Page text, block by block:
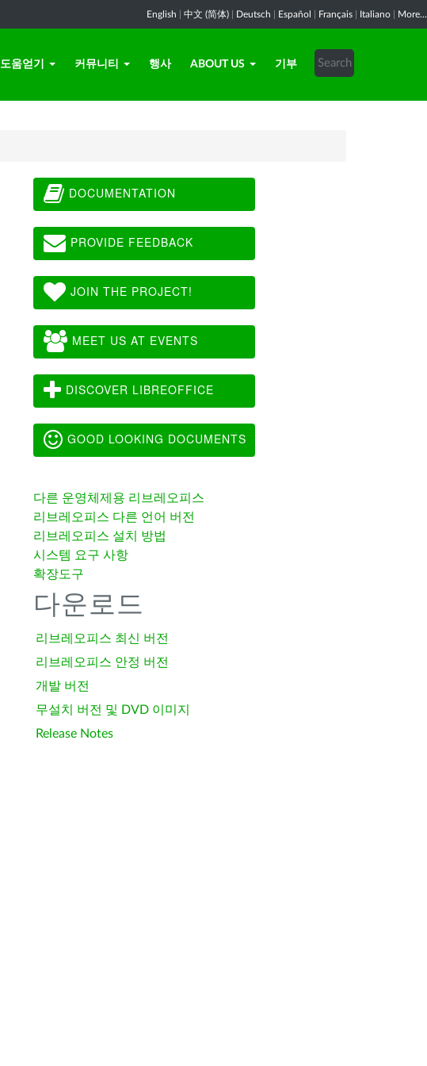
English 中文 (简体) Deutsch Español Français Italiano More...
도움얻기 커뮤니티 행사 ABOUT US 기부
DOCUMENTATION
PROVIDE FEEDBACK
JOIN THE PROJECT!
MEET US AT EVENTS
DISCOVER LIBREOFFICE
GOOD LOOKING DOCUMENTS
다른 운영체제용 리브레오피스
리브레오피스 다른 언어 버전
리브레오피스 설치 방법
시스템 요구 사항
확장도구
다운로드
리브레오피스 최신 버전
리브레오피스 안정 버전
개발 버전
무설치 버전 및 DVD 이미지
Release Notes